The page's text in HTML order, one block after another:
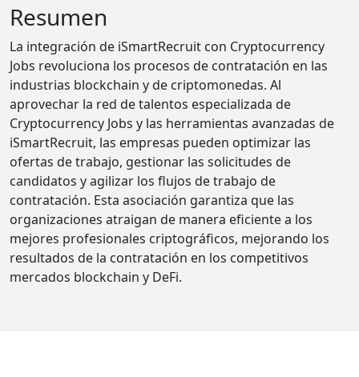
Resumen
La integración de iSmartRecruit con Cryptocurrency
Jobs revoluciona los procesos de contratación en las
industrias blockchain y de criptomonedas. Al
aprovechar la red de talentos especializada de
Cryptocurrency Jobs y las herramientas avanzadas de
iSmartRecruit, las empresas pueden optimizar las
ofertas de trabajo, gestionar las solicitudes de
candidatos y agilizar los flujos de trabajo de
contratación. Esta asociación garantiza que las
organizaciones atraigan de manera eficiente a los
mejores profesionales criptográficos, mejorando los
resultados de la contratación en los competitivos
mercados blockchain y DeFi.